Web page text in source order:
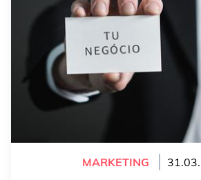
MARKETING